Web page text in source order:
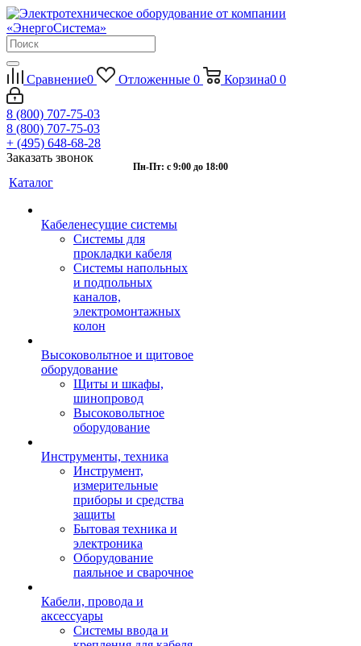
Сравнение0 Отложенные 0 Корзина0 0
8 (800) 707-75-03
8 (800) 707-75-03
+ (495) 648-68-28
Заказать звонок
Пн-Пт: с 9:00 до 18:00
Каталог
Кабеленесущие системы
Системы для
прокладки кабеля
Системы напольных
и подпольных
каналов,
электромонтажных
колон
Высоковольтное и щитовое
оборудование
Щиты и шкафы,
шинопровод
Высоковольтное
оборудование
Инструменты, техника
Инструмент,
измерительные
приборы и средства
защиты
Бытовая техника и
электроника
Оборудование
паяльное и сварочное
Кабели, провода и
аксессуары
Системы ввода и